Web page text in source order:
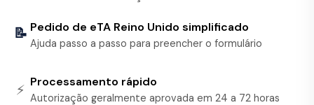
📝 Pedido de eTA Reino Unido simplificado
Ajuda passo a passo para preencher o formulário
⚡ Processamento rápido
Autorização geralmente aprovada em 24 a 72 horas